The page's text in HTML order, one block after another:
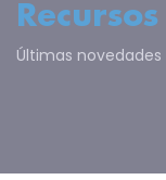
Recursos
Últimas